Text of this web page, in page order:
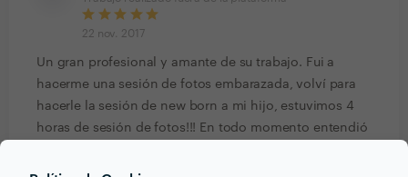
22 nov. 2017
Un gran profesional y amante de su trabajo. Fui a
hacerme una sesión de fotos embarazada, volví para
hacerle la sesión de new born a mi hijo, estuvimos 4
horas de sesión de fotos!!! En todo momento entendió
como si fueran sus propios hijos, con un cariño.... me